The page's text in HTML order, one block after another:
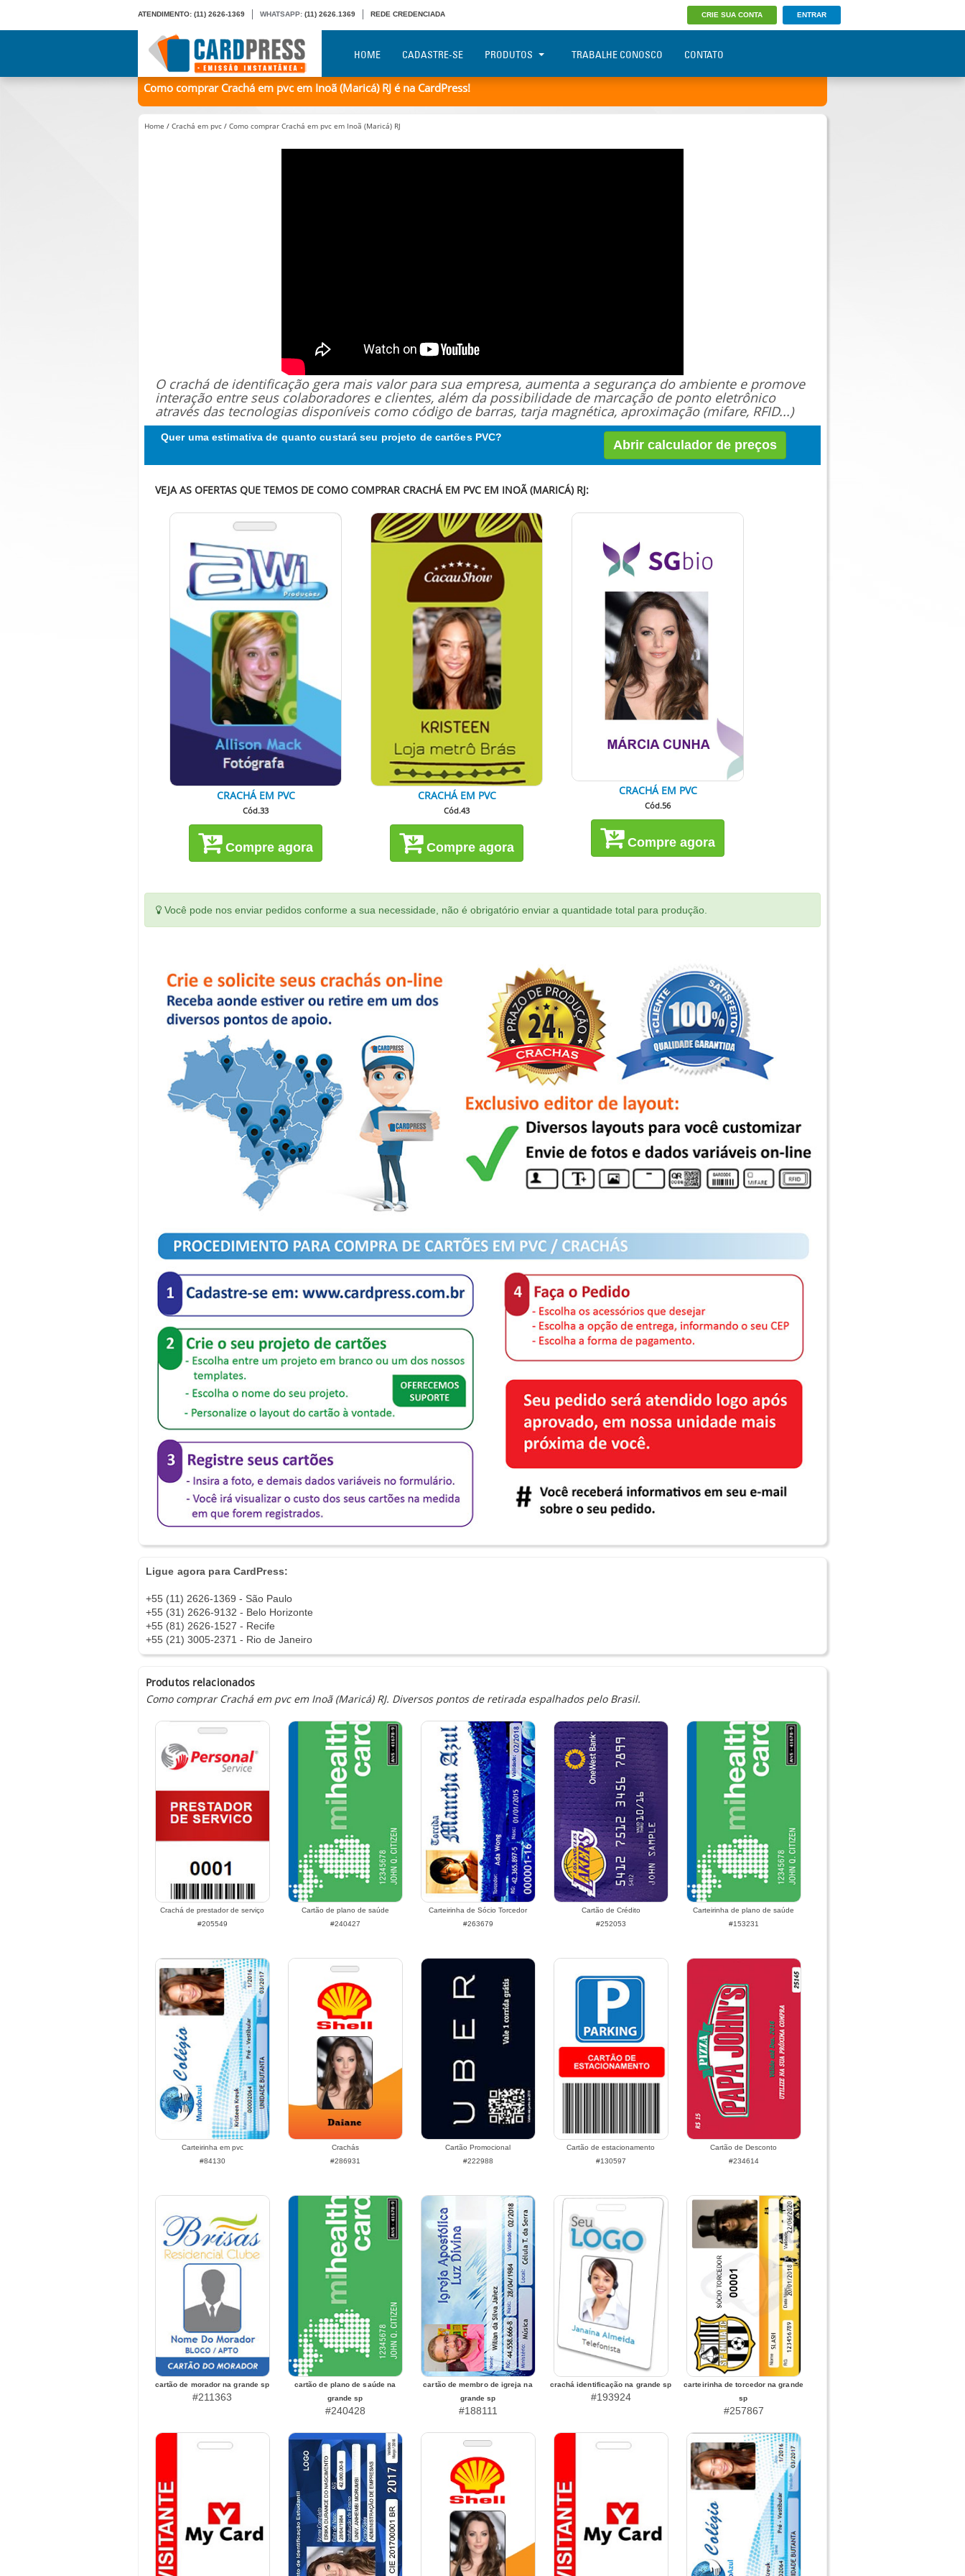
ATENDIMENTO: (11) 2626-1369 WHATSAPP: (11) 2626.1369 REDE CREDENCIADA CRIE SUA CONTA ENTRAR
HOME CADASTRE-SE PRODUTOS TRABALHE CONOSCO CONTATO
Como comprar Crachá em pvc em Inoã (Maricá) RJ é na CardPress!
Home / Crachá em pvc / Como comprar Crachá em pvc em Inoã (Maricá) RJ
O crachá de identificação gera mais valor para sua empresa, aumenta a segurança do ambiente e promove
interação entre seus colaboradores e clientes, além da possibilidade de marcação de ponto eletrônico
através das tecnologias disponíveis como código de barras, tarja magnética, aproximação (mifare, RFID...)
Quer uma estimativa de quanto custará seu projeto de cartões PVC?
Abrir calculador de preços
VEJA AS OFERTAS QUE TEMOS DE COMO COMPRAR CRACHÁ EM PVC EM INOÃ (MARICÁ) RJ:
CRACHÁ EM PVC
Cód.33
Compre agora
CRACHÁ EM PVC
Cód.43
Compre agora
CRACHÁ EM PVC
Cód.56
Compre agora
Você pode nos enviar pedidos conforme a sua necessidade, não é obrigatório enviar a quantidade total para produção.
Ligue agora para CardPress:
+55 (11) 2626-1369 - São Paulo
+55 (31) 2626-9132 - Belo Horizonte
+55 (81) 2626-1527 - Recife
+55 (21) 3005-2371 - Rio de Janeiro
Produtos relacionados
Como comprar Crachá em pvc em Inoã (Maricá) RJ. Diversos pontos de retirada espalhados pelo Brasil.
Crachá de prestador de serviço
#205549
Cartão de plano de saúde
#240427
Carteirinha de Sócio Torcedor
#263679
Cartão de Crédito
#252053
Carteirinha de plano de saúde
#153231
Carteirinha em pvc
#84130
Crachás
#286931
Cartão Promocional
#222988
Cartão de estacionamento
#130597
Cartão de Desconto
#234614
cartão de morador na grande sp
#211363
cartão de plano de saúde na
grande sp
#240428
cartão de membro de igreja na
grande sp
#188111
crachá identificação na grande sp
#193924
carteirinha de torcedor na grande
sp
#257867